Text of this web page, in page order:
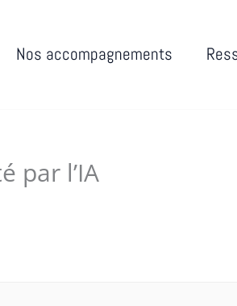
Nos accompagnements
par l’IA